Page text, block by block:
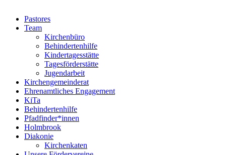
Pastores
Team
Kirchenbüro
Behindertenhilfe
Kindertagesstätte
Tagesförderstätte
Jugendarbeit
Kirchen­gemeinderat
Ehrenamtliches Engagement
KiTa
Behindertenhilfe
Pfadfinder*innen
Holmbrook
Diakonie
Kirchenkaten